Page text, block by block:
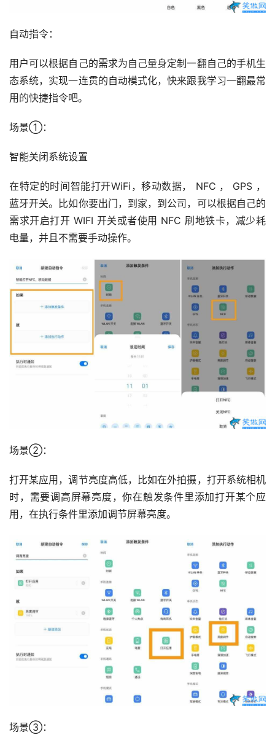
自动指令：
用户可以根据自己的需求为自己量身定制一翻自己的手机生
态系统，实现一连贯的自动模式化，快来跟我学习一翻最常
用的快捷指令吧。
场景①：
智能关闭系统设置
在特定的时间智能打开WiFi，移动数据， NFC ， GPS ，
蓝牙开关。比如你要出门，到家，到公司，可以根据自己的
需求开启打开 WIFI 开关或者使用 NFC 刷地铁卡，减少耗
电量，并且不需要手动操作。
场景②：
打开某应用，调节亮度高低，比如在外拍摄，打开系统相机
时，需要调高屏幕亮度，你在触发条件里添加打开某个应
用，在执行条件里添加调节屏幕亮度。
场景③：